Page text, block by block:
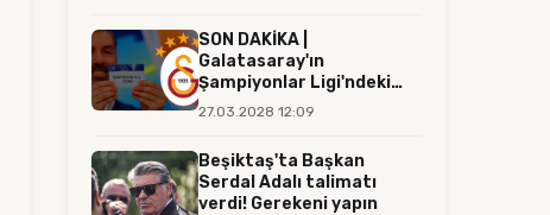
SON DAKİKA |
Galatasaray'ın
Şampiyonlar Ligi'ndeki
rakibi resmen belli...
27.03.2028 12:09
Beşiktaş'ta Başkan
Serdal Adalı talimatı
verdi! Gerekeni yapın